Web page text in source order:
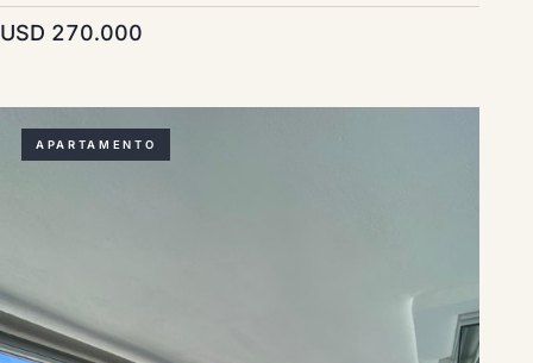
USD 270.000
APARTAMENTO